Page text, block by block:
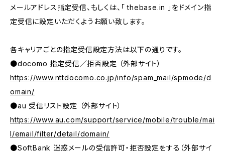
メールアドレス指定受信、もしくは、「 thebase.in 」をドメイン指
定受信に設定いただくようお願い致します。
各キャリアごとの指定受信設定方法は以下の通りです。
●docomo 指定受信／拒否設定 （外部サイト）
https://www.nttdocomo.co.jp/info/spam_mail/spmode/d
omain/
●au 受信リスト設定 （外部サイト）
https://www.au.com/support/service/mobile/trouble/mai
l/email/filter/detail/domain/
●SoftBank 迷惑メールの受信許可・拒否設定をする（外部サイ